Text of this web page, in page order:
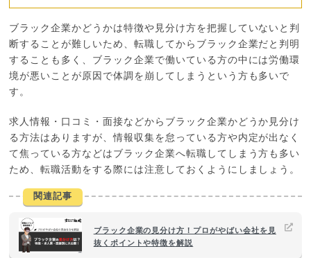
ブラック企業かどうかは特徴や見分け方を把握していないと判
断することが難しいため、転職してからブラック企業だと判明
することも多く、ブラック企業で働いている方の中には労働環
境が悪いことが原因で体調を崩してしまうという方も多いで
す。
求人情報・口コミ・面接などからブラック企業かどうか見分け
る方法はありますが、情報収集を怠っている方や内定が出なく
て焦っている方などはブラック企業へ転職してしまう方も多い
ため、転職活動をする際には注意しておくようにしましょう。
関連記事
ブラック企業の見分け方！プロがやばい会社を見
抜くポイントや特徴を解説